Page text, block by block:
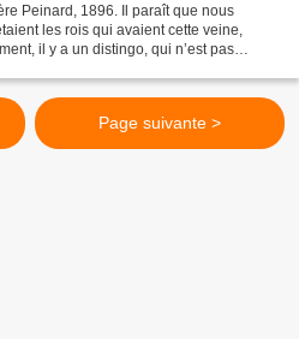
Peinard, 1896. Il paraît que nous
les rois qui avaient cette veine,
il y a un distingo, qui n’est pas
Page suivante >